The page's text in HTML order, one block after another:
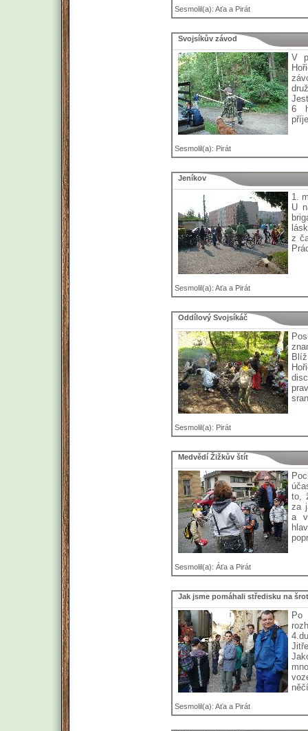
Sesmolil(a): Aťa a Pirát
Svojsíkův závod
V
6
Sesmolil(a): Pirát
Jeníkov
1.
U
z
Sesmolil(a): Aťa a Pirát
Oddílový Svojsíkáč
Sesmolil(a): Pirát
Medvědí Žižkův štít
to,
za
a v
Sesmolil(a): Áťa a Pirát
Jak jsme pomáhali středisku na
Po
Sesmolil(a): Aťa a Pirát